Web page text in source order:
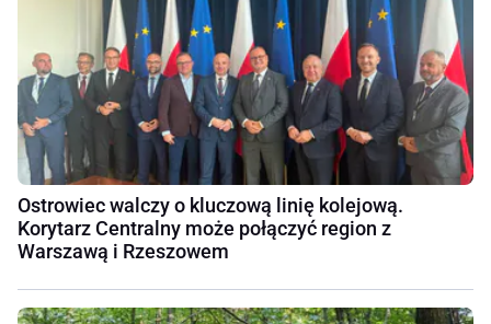
Ostrowiec walczy o kluczową linię kolejową.
Korytarz Centralny może połączyć region z
Warszawą i Rzeszowem